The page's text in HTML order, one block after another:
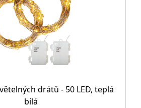
drátů - 50 LED, teplá
bílá